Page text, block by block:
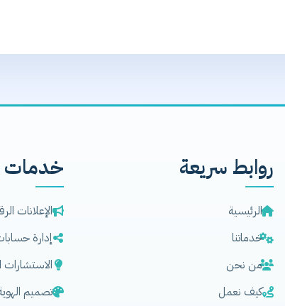
روابط سريعة
الرئيسية
خدماتنا
من نحن
كيف نعمل
خدمات
الإعلانات
إدارة
الاستشارات
تصميم